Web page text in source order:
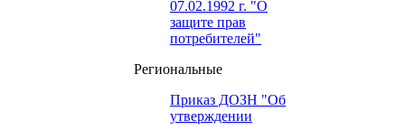
07.02.1992 г. "О
защите прав
потребителей"
Региональные
Приказ ДОЗН "Об
утверждении